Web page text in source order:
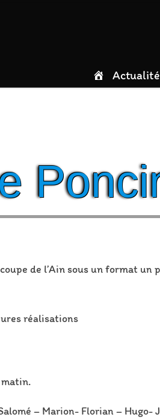
de l’Ain sous un format
réalisations
– Marion- Florian – Hugo-